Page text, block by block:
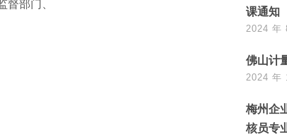
部门、
课通知
2024 年
佛山计
2024 年
梅州企
核员专